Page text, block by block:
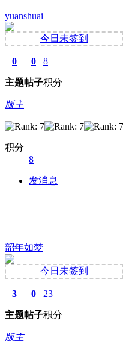
yuanshuai
今日未签到
0
主题
0
帖子
8
积分
版主
积分
8
发消息
韶年如梦
今日未签到
3
主题
0
帖子
23
积分
版主